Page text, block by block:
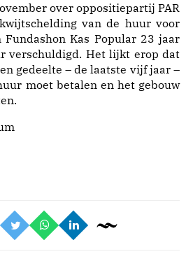
over oppositiepartij PAR
van de huur voor
Fundashon Kas Popular 23 jaar
verschuldigd. Het lijkt erop dat
gedeelte – de laatste vijf jaar –
moet betalen en het gebouw